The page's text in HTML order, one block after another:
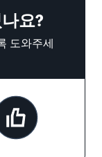
요?
도와주세